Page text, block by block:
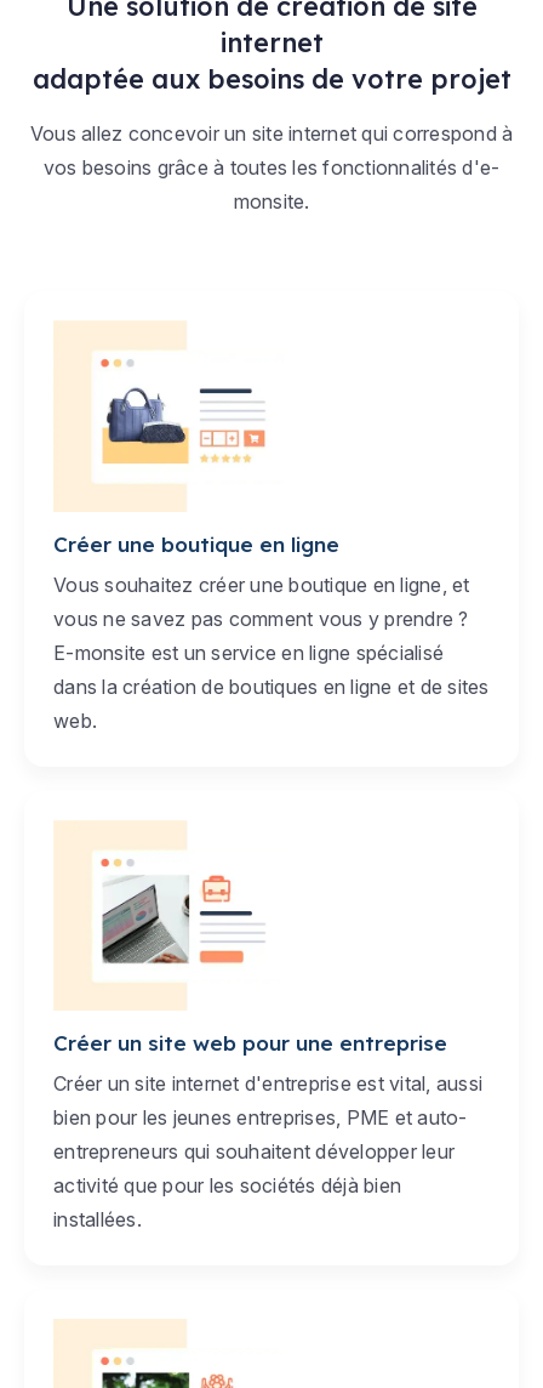
internet
adaptée aux besoins de votre projet
Vous allez concevoir un site internet qui correspond à
vos besoins grâce à toutes les fonctionnalités d'e-
monsite.
Créer une boutique en ligne
Vous souhaitez créer une boutique en ligne, et
vous ne savez pas comment vous y prendre ?
E-monsite est un service en ligne spécialisé
dans la création de boutiques en ligne et de sites
web.
Créer un site web pour une entreprise
Créer un site internet d'entreprise est vital, aussi
bien pour les jeunes entreprises, PME et auto-
entrepreneurs qui souhaitent développer leur
activité que pour les sociétés déjà bien
installées.